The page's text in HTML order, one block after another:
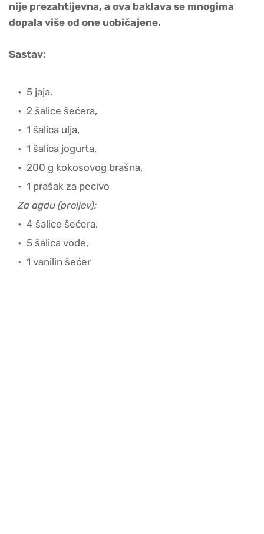
nije prezahtijevna, a ova baklava se mnogima
dopala više od one uobičajene.
Sastav:
5 jaja.
2 šalice šećera,
1 šalica ulja,
1 šalica jogurta,
200 g kokosovog brašna,
1 prašak za pecivo
Za agdu (preljev):
4 šalice šećera,
5 šalica vode,
1 vanilin šećer